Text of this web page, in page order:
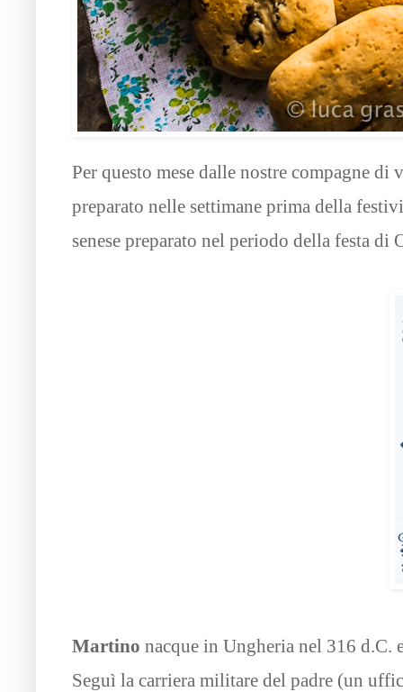
Per questo mese dalle nostre compagne
preparato nelle settimane prima della
senese preparato nel periodo della festa di
Martino nacque in Ungheria nel 316 d.C.
Seguì la carriera militare del padre (un